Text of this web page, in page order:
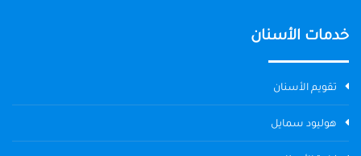
خدمات الأسنان
تقويم الأسنان
هوليود سمايل